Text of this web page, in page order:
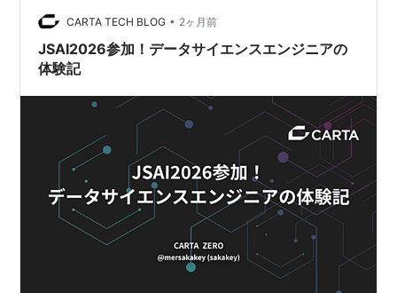
CARTA TECH BLOG • 2ヶ月前
JSAI2026参加！データサイエンスエンジニアの
体験記